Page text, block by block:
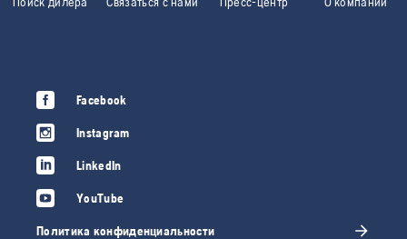
Facebook
Instagram
LinkedIn
YouTube
Политика конфиденциальности